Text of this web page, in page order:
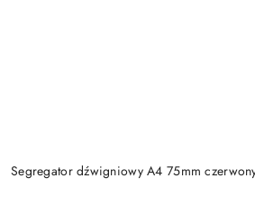
Segregator dźwigniowy A4 75mm